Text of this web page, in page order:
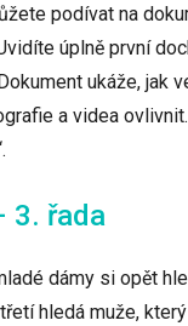
podívat na
úplně první
ukáže, jak
a videa
3. řada
dámy si opět
hledá muže,